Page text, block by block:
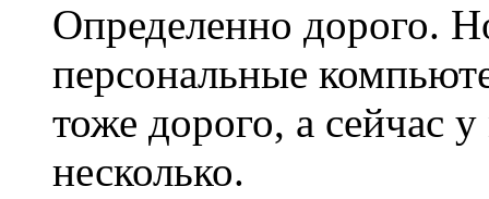
Определенно дорого.
персональные
тоже дорого, а сейчас
несколько.